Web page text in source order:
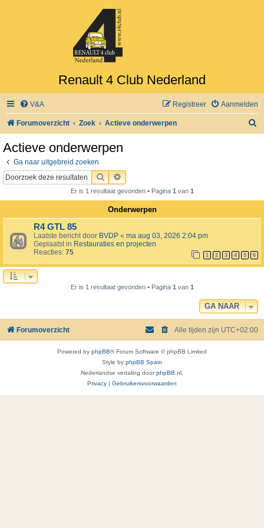
Renault 4 Club Nederland
V&A Aanmelden
Registreer
Forumoverzicht Zoek Actieve onderwerpen
Actieve onderwerpen
Ga naar uitgebreid zoeken
ZOEKUITGEBREID ZOEKEN
Er is 1 resultaat gevonden • Pagina 1van 1
Onderwerpen
R4 GTL 85
Laatste bericht door BVDP « ma aug 03, 2026 2:04 pm
Geplaatst in Restauraties en projecten
Reacties: 75 1 2 3 4 5 6
Er is 1 resultaat gevonden • Pagina 1van 1
GA NAAR
Forumoverzicht Alle tijden zijn UTC+02:00
Powered by phpBB® Forum Software © phpBB Limited
Style by phpBB Spain
Nederlandse vertaling doorphpBB.nl .
Privacy
Gebruikersvoorwaarden